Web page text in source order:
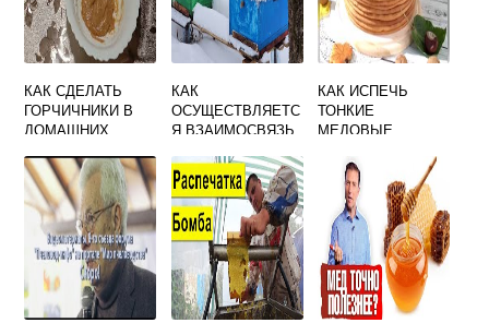
КАК СДЕЛАТЬ
ГОРЧИЧНИКИ В
ДОМАШНИХ
СУХОЙ ГОРЧИЦЫ
С МЕДОМ
ПРОПОРЦИИ
КАК
ОСУЩЕСТВЛЯЕТС
Я ВЗАИМОСВЯЗЬ
В СЕМЬЕ
КАК ИСПЕЧЬ
ТОНКИЕ
МЕДОВЫЕ